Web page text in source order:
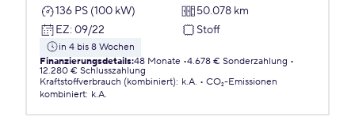
136 PS (100 kW)
50.078 km
EZ: 09/22 Stoff
in 4 bis 8 Wochen
Finanzierungsdetails:48 Monate 4.678 € Sonderzahlung
12.280 € Schlusszahlung
Kraftstoffverbrauch (kombiniert): k.A.
CO₂-Emissionen
kombiniert: k.A.